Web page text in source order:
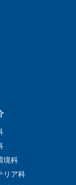
境科
リア科